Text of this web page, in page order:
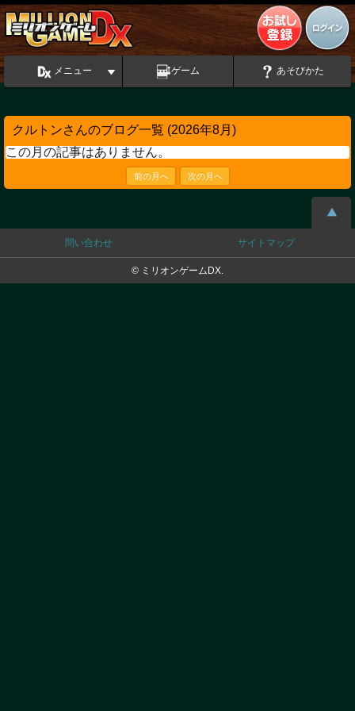
メニュー ゲーム あそびかた
クルトンさんのブログ一覧 (2026年8月)
この月の記事はありません。
前の月へ 次の月へ
問い合わせ サイトマップ
© ミリオンゲームDX.